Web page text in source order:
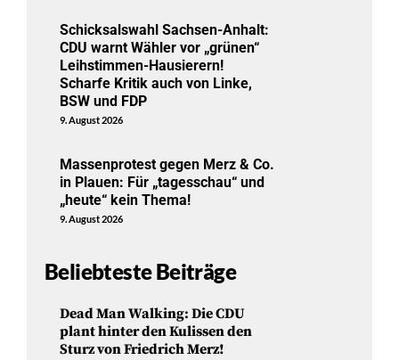
Schicksalswahl Sachsen-Anhalt:
CDU warnt Wähler vor „grünen“
Leihstimmen-Hausierern!
Scharfe Kritik auch von Linke,
BSW und FDP
9. August 2026
Massenprotest gegen Merz & Co.
in Plauen: Für „tagesschau“ und
„heute“ kein Thema!
9. August 2026
Beliebteste Beiträge
Dead Man Walking: Die CDU
plant hinter den Kulissen den
Sturz von Friedrich Merz!